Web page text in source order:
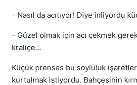
- Nasıl da acıtıyor! Diye inliyordu
- Güzel olmak için acı çekmek
kraliçe...
Küçük prenses bu soyluluk
kurtulmak istiyordu. Bahçesinin